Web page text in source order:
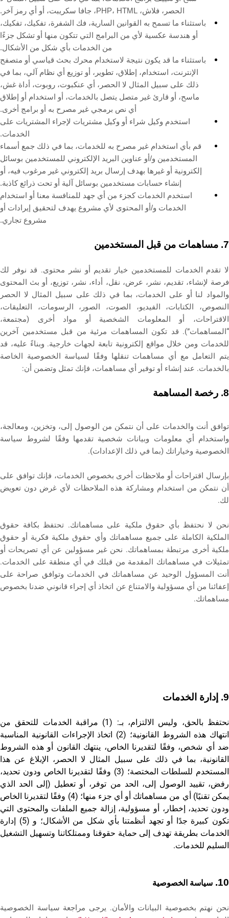
الحصر، فلاش، PHP، HTML، جافا سكريبت، أو أي رمز آخر.
باستثناء ما تسمح به القوانين السارية، فك الشفرة، تفكيك، تفكيك،
أو هندسة عكسية لأي من البرامج التي تتكون منها أو تشكل جزءًا
من الخدمات بأي شكل من الأشكال.
باستثناء ما قد يكون نتيجة لاستخدام محرك بحث قياسي أو متصفح
الإنترنت، استخدام، إطلاق، تطوير، أو توزيع أي نظام آلي، بما في
ذلك على سبيل المثال لا الحصر، أي عنكبوت، روبوت، أداة غش،
ماسح، أو قارئ غير متصل يتصل بالخدمات، أو استخدام أو إطلاق
أي نص برمجي غير مصرح به أو برامج أخرى.
استخدم وكيل شراء أو وكيل مشتريات لإجراء المشتريات على
الخدمات.
قم بأي استخدام غير مصرح به للخدمات، بما في ذلك جمع أسماء
المستخدمين و/أو عناوين البريد الإلكتروني للمستخدمين بوسائل
إلكترونية أو غيرها بهدف إرسال بريد إلكتروني غير مرغوب فيه، أو
إنشاء حسابات مستخدمين بوسائل آلية أو تحت ذرائع كاذبة.
استخدم الخدمات كجزء من أي جهد للمنافسة معنا أو استخدام
الخدمات و/أو المحتوى لأي مشروع يهدف لتحقيق إيرادات أو
مشروع تجاري.
7. مساهمات من قبل المستخدمين
لا تقدم الخدمات للمستخدمين خيار تقديم أو نشر محتوى. قد نوفر لك
فرصة لإنشاء، تقديم، نشر، عرض، نقل، أداء، نشر، توزيع، أو بث المحتوى
والمواد لنا أو على الخدمات، بما في ذلك على سبيل المثال لا الحصر
النصوص، الكتابات، الفيديو، الصوت، الصور، الرسومات، التعليقات،
الاقتراحات، أو المعلومات الشخصية أو مواد أخرى (مجتمعة،
“المساهمات”). قد تكون المساهمات مرئية من قبل مستخدمين آخرين
للخدمات ومن خلال مواقع إلكترونية تابعة لجهات خارجية. وبناءً عليه، قد
يتم التعامل مع أي مساهمات تنقلها وفقًا لسياسة الخصوصية الخاصة
بالخدمات. عند إنشاء أو توفير أي مساهمات، فإنك تمثل وتضمن أن:
8. رخصة المساهمة
توافق أنت والخدمات على أن نتمكن من الوصول إلى، وتخزين، ومعالجة،
واستخدام أي معلومات وبيانات شخصية تقدمها وفقًا لشروط سياسة
الخصوصية وخياراتك (بما في ذلك الإعدادات).
بإرسال اقتراحات أو ملاحظات أخرى بخصوص الخدمات، فإنك توافق على
أن نتمكن من استخدام ومشاركة هذه الملاحظات لأي غرض دون تعويض
لك.
نحن لا نحتفظ بأي حقوق ملكية على مساهماتك. تحتفظ بكافة حقوق
الملكية الكاملة على جميع مساهماتك وأي حقوق ملكية فكرية أو حقوق
ملكية أخرى مرتبطة بمساهماتك. نحن غير مسؤولين عن أي تصريحات أو
تمثيلات في مساهماتك المقدمة من قبلك في أي منطقة على الخدمات.
أنت المسؤول الوحيد عن مساهماتك في الخدمات وتوافق صراحة على
إعفائنا من أي مسؤولية والامتناع عن اتخاذ أي إجراء قانوني ضدنا بخصوص
مساهماتك.
9. إدارة الخدمات
نحتفظ بالحق، وليس الالتزام، بـ: (1) مراقبة الخدمات للتحقق من
انتهاك هذه الشروط القانونية؛ (2) اتخاذ الإجراءات القانونية المناسبة
ضد أي شخص، وفقًا لتقديرنا الخاص، ينتهك القانون أو هذه الشروط
القانونية، بما في ذلك على سبيل المثال لا الحصر، الإبلاغ عن هذا
المستخدم للسلطات المختصة؛ (3) وفقًا لتقديرنا الخاص ودون تحديد،
رفض، تقييد الوصول إلى، الحد من توفر، أو تعطيل (إلى الحد الذي
يمكن تقنيًا) أي من مساهماتك أو أي جزء منها؛ (4) وفقًا لتقديرنا الخاص
ودون تحديد، إخطار، أو مسؤولية، إزالة جميع الملفات والمحتوى التي
تكون كبيرة جدًا أو تجهد أنظمتنا بأي شكل من الأشكال؛ و (5) إدارة
الخدمات بطريقة تهدف إلى حماية حقوقنا وممتلكاتنا وتسهيل التشغيل
السليم للخدمات.
10. سياسة الخصوصية
نحن نهتم بخصوصية البيانات والأمان. يرجى مراجعة سياسة الخصوصية